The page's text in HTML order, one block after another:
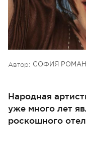
Автор: СОФИЯ
Народная
уже много лет
роскошного